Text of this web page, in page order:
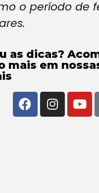
o período de
as dicas?
mais em